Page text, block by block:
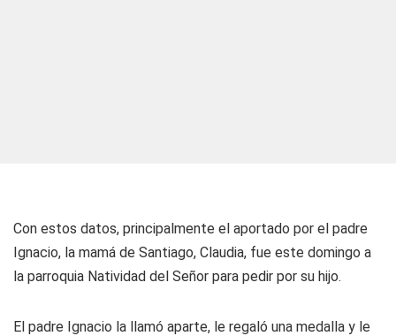
Con estos datos, principalmente el aportado por el padre
Ignacio, la mamá de Santiago, Claudia, fue este domingo a
la parroquia Natividad del Señor para pedir por su hijo.
El padre Ignacio la llamó aparte, le regaló una medalla y le